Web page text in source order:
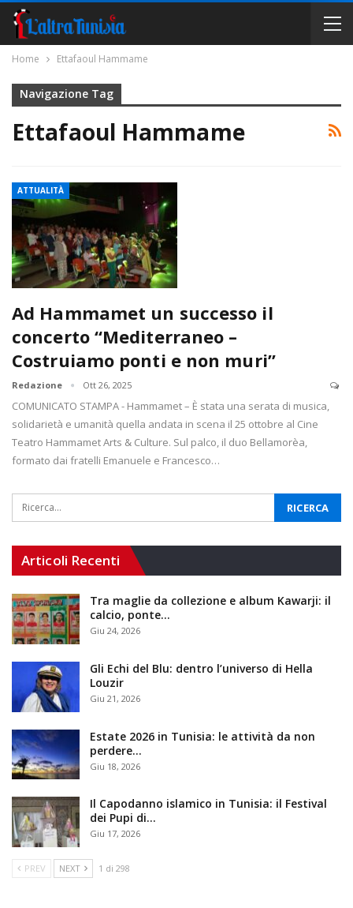
Home Ettafaoul Hammame
Navigazione Tag
Ettafaoul Hammame
ATTUALITÀ
Ad Hammamet un successo il
concerto “Mediterraneo –
Costruiamo ponti e non muri”
Redazione Ott 26, 2025
COMUNICATO STAMPA - Hammamet – È stata una serata di musica,
solidarietà e umanità quella andata in scena il 25 ottobre al Cine
Teatro Hammamet Arts & Culture. Sul palco, il duo Bellamorèa,
formato dai fratelli Emanuele e Francesco…
Articoli Recenti
Tra maglie da collezione e album Kawarji: il
calcio, ponte…
Giu 24, 2026
Gli Echi del Blu: dentro l’universo di Hella
Louzir
Giu 21, 2026
Estate 2026 in Tunisia: le attività da non
perdere…
Giu 18, 2026
Il Capodanno islamico in Tunisia: il Festival
dei Pupi di…
Giu 17, 2026
PREV NEXT 1 di 298